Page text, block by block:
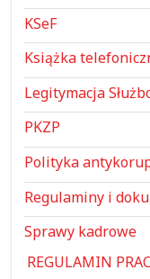
KSeF
Książka
Legitymacja
PKZP
Polityka
Regulaminy i
Sprawy kadrowe
REGULAMIN